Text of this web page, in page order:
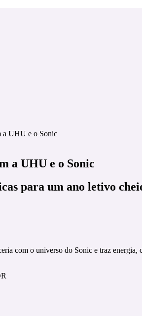
a UHU e o Sonic
a UHU e o Sonic
para um ano letivo
com o universo do Sonic e traz